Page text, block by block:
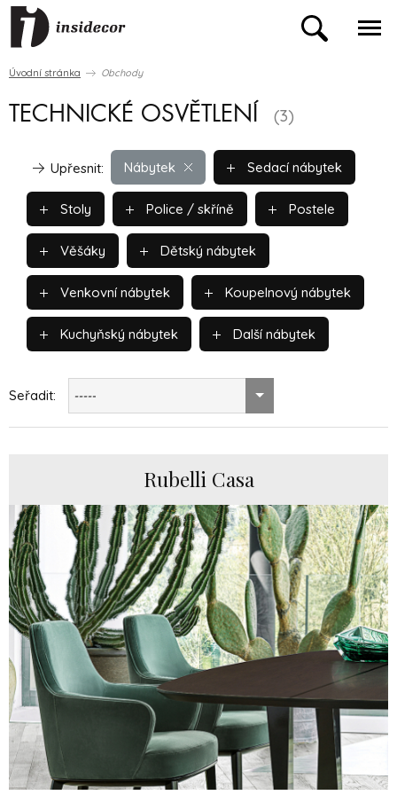
Úvodní stránka Obchody
TECHNICKÉ OSVĚTLENÍ (3)
Nábytek
Upřesnit: Sedací nábytek
Stoly Police / skříně Postele
Věšáky Dětský nábytek
Venkovní nábytek Koupelnový nábytek
Kuchyňský nábytek Další nábytek
Seřadit: -----
Rubelli Casa